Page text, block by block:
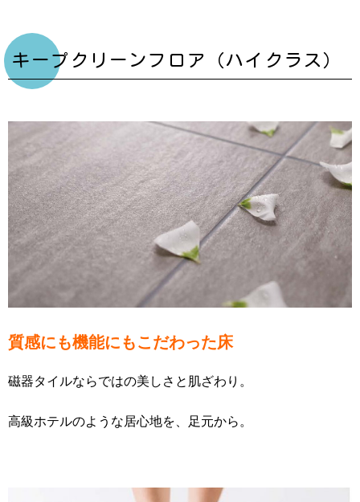
キープクリーンフロア（ハイクラス）
質感にも機能にもこだわった床
磁器タイルならではの美しさと肌ざわり。
高級ホテルのような居心地を、足元から。